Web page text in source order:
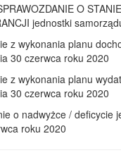
O
jednostki
z wykonania planu
30 czerwca roku 2020
z wykonania planu
30 czerwca roku 2020
o nadwyżce / deficycie
roku 2020